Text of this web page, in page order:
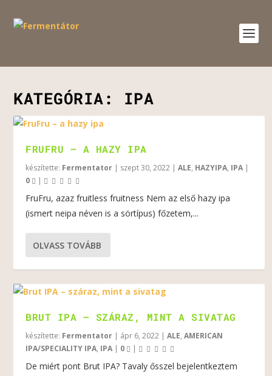
KATEGÓRIA: IPA
FRUFRU – A HAZY IPA
készítette: Fermentator | szept 30, 2022 |ALE, HAZYIPA, IPA |
0
|
FruFru, azaz fruitless fruitness Nem az első hazy ipa
(ismert neipa néven is a sörtípus) főzetem,...
OLVASS TOVÁBB
BRUT IPA – SZÁRAZ, MINT A SIVATAG
készítette: Fermentator | ápr 6, 2022 |ALE,AMERICAN
IPA/SPECIALITY IPA, IPA | 0 |
De miért pont Brut IPA? Tavaly ősszel bejelentkeztem